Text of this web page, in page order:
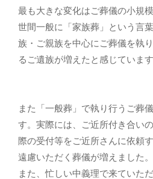
最も大きな変化はご葬儀の小規
世間一般に「家族葬」という言
族・ご親族を中心にご葬儀を執
るご遺族が増えたと感じています
また「一般葬」で執り行うご葬
す。実際には、ご近所付き合い
際の受付等をご近所さんに依頼
遠慮いただく葬儀が増えました。
また、忙しい中義理で来ていた